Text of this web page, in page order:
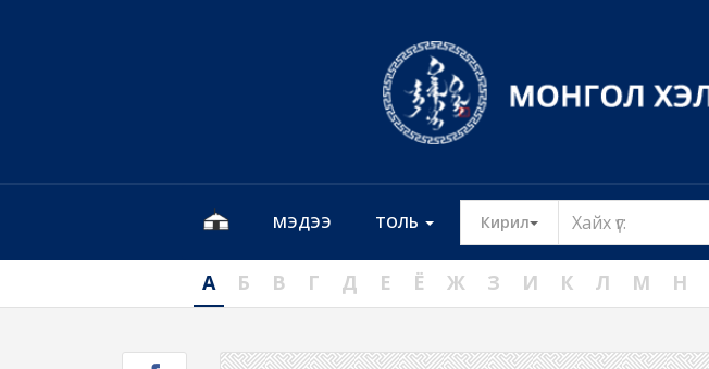
МЭДЭЭ ТОЛЬ Кирил Toggle Dropdown
А Б В Г Д Е Ё Ж З И К Л М Н